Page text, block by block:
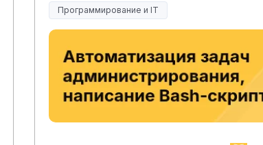
Программирование и IT